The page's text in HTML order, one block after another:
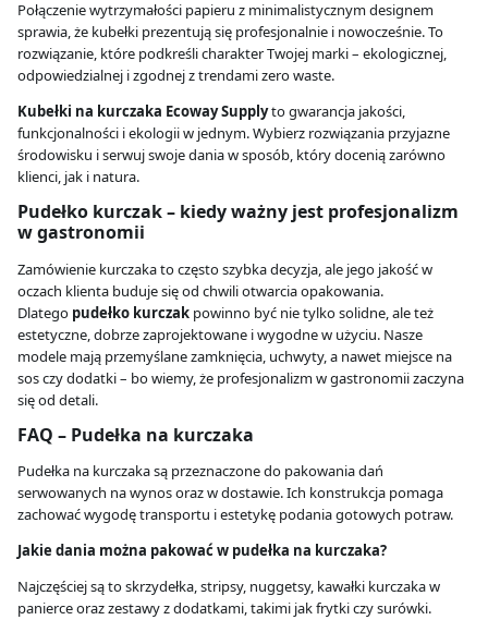
Połączenie wytrzymałości papieru z minimalistycznym designem
sprawia, że kubełki prezentują się profesjonalnie i nowocześnie. To
rozwiązanie, które podkreśli charakter Twojej marki – ekologicznej,
odpowiedzialnej i zgodnej z trendami zero waste.
Kubełki na kurczaka Ecoway Supplyto gwarancja jakości,
funkcjonalności i ekologii w jednym. Wybierz rozwiązania przyjazne
środowisku i serwuj swoje dania w sposób, który docenią zarówno
klienci, jak i natura.
Pudełko kurczak – kiedy ważny jest profesjonalizm
w gastronomii
Zamówienie kurczaka to często szybka decyzja, ale jego jakość w
oczach klienta buduje się od chwili otwarcia opakowania.
Dlatego pudełko kurczak powinno być nie tylko solidne, ale też
estetyczne, dobrze zaprojektowane i wygodne w użyciu. Nasze
modele mają przemyślane zamknięcia, uchwyty, a nawet miejsce na
sos czy dodatki – bo wiemy, że profesjonalizm w gastronomii zaczyna
się od detali.
FAQ – Pudełka na kurczaka
Pudełka na kurczaka są przeznaczone do pakowania dań
serwowanych na wynos oraz w dostawie. Ich konstrukcja pomaga
zachować wygodę transportu i estetykę podania gotowych potraw.
Jakie dania można pakować w pudełka na kurczaka?
Najczęściej są to skrzydełka, stripsy, nuggetsy, kawałki kurczaka w
panierce oraz zestawy z dodatkami, takimi jak frytki czy surówki.